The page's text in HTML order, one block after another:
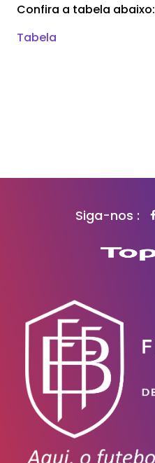
Confira a tabela abaixo:
Tabela
Siga-nos :